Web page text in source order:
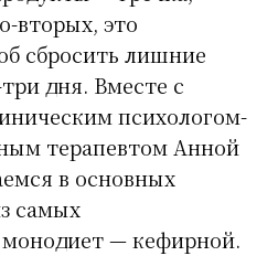
вторых, это
сбросить лишние
дня. Вместе с
психологом-
терапевтом Анной
в основных
самых
— кефирной.